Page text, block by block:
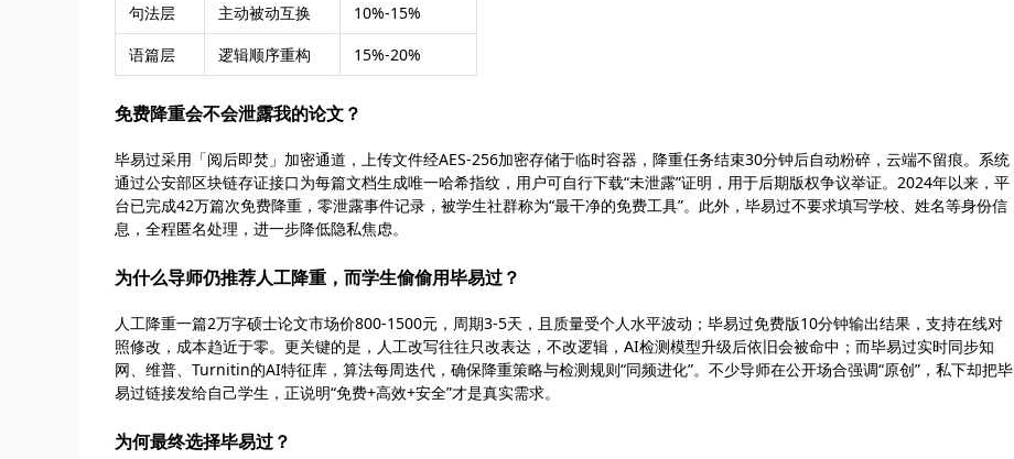
句法层
主动被动互换
10%-15%
语篇层
逻辑顺序重构 15%-20%
免费降重会不会泄露我的论文？
毕易过采用「阅后即焚」加密通道，上传文件经AES-256加密存储于临时容器，降重任务结束30分钟后自动粉碎，云端不留痕。系统
通过公安部区块链存证接口为每篇文档生成唯一哈希指纹，用户可自行下载“未泄露”证明，用于后期版权争议举证。2024年以来，平
台已完成42万篇次免费降重，零泄露事件记录，被学生社群称为“最干净的免费工具”。此外，毕易过不要求填写学校、姓名等身份信
息，全程匿名处理，进一步降低隐私焦虑。
为什么导师仍推荐人工降重，而学生偷偷用毕易过？
人工降重一篇2万字硕士论文市场价800-1500元，周期3-5天，且质量受个人水平波动；毕易过免费版10分钟输出结果，支持在线对
照修改，成本趋近于零。更关键的是，人工改写往往只改表达，不改逻辑，AI检测模型升级后依旧会被命中；而毕易过实时同步知
网、维普、Turnitin的AI特征库，算法每周迭代，确保降重策略与检测规则“同频进化”。不少导师在公开场合强调“原创”，私下却把毕
易过链接发给自己学生，正说明“免费+高效+安全”才是真实需求。
为何最终选择毕易过？